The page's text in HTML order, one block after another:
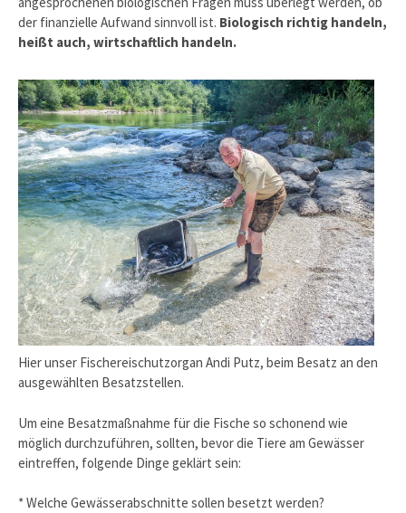
der finanzielle Aufwand sinnvoll ist. Biologisch richtig handeln,
heißt auch, wirtschaftlich handeln.
Hier unser Fischereischutzorgan Andi Putz, beim Besatz an den
ausgewählten Besatzstellen.
Um eine Besatzmaßnahme für die Fische so schonend wie
möglich durchzuführen, sollten, bevor die Tiere am Gewässer
eintreffen, folgende Dinge geklärt sein:
* Welche Gewässerabschnitte sollen besetzt werden?